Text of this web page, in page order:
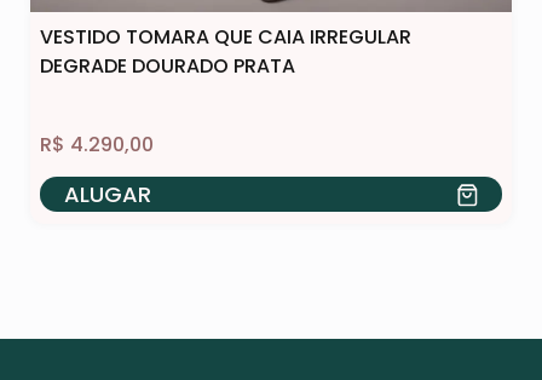
VESTIDO TOMARA QUE CAIA IRREGULAR
DEGRADE DOURADO PRATA
R$ 4.290,00
ALUGAR